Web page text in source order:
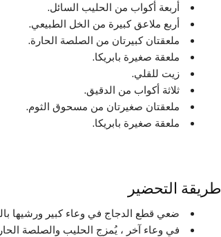
أربعة أكواب من الحليب السائل.
أربع ملاعق كبيرة من الخل الطبيعي.
ملعقتان كبيرتان من الصلصة الحارة.
ملعقة صغيرة بابريكا.
زيت للقلي.
ثلاثة أكواب من الدقيق.
ملعقتان صغيرتان من مسحوق الثوم.
ملعقة صغيرة بابريكا.
طريقة التحضير
ضعي قطع الدجاج في وعاء كبير ورشيها
في وعاء آخر ، يُمزج الحليب والصلصة